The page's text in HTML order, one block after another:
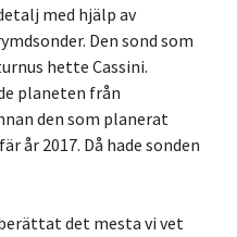
med hjälp av
Den sond som
hette Cassini.
planeten från
den som planerat
år 2017. Då hade sonden
det mesta vi vet